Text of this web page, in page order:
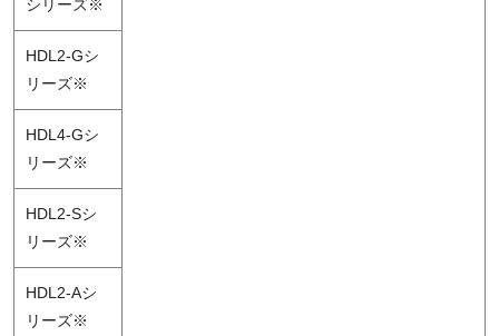
シリーズ※
HDL2-Gシ
リーズ※
HDL4-Gシ
リーズ※
HDL2-Sシ
リーズ※
HDL2-Aシ
リーズ※